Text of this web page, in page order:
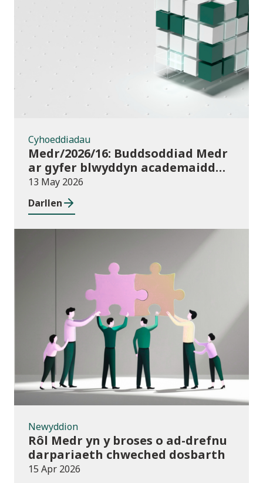
Cyhoeddiadau
Cyhoeddiadau
Medr/2026/16: Buddsoddiad Medr
ar gyfer blwyddyn academaidd
2026/27
13 May 2026
Darllen
Newyddion
Newyddion
Rôl Medr yn y broses o ad-drefnu
darpariaeth chweched dosbarth
15 Apr 2026